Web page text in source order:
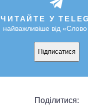
ЧИТАЙТЕ У
найважливіше від «Слово
Підписатися
Поділитися: